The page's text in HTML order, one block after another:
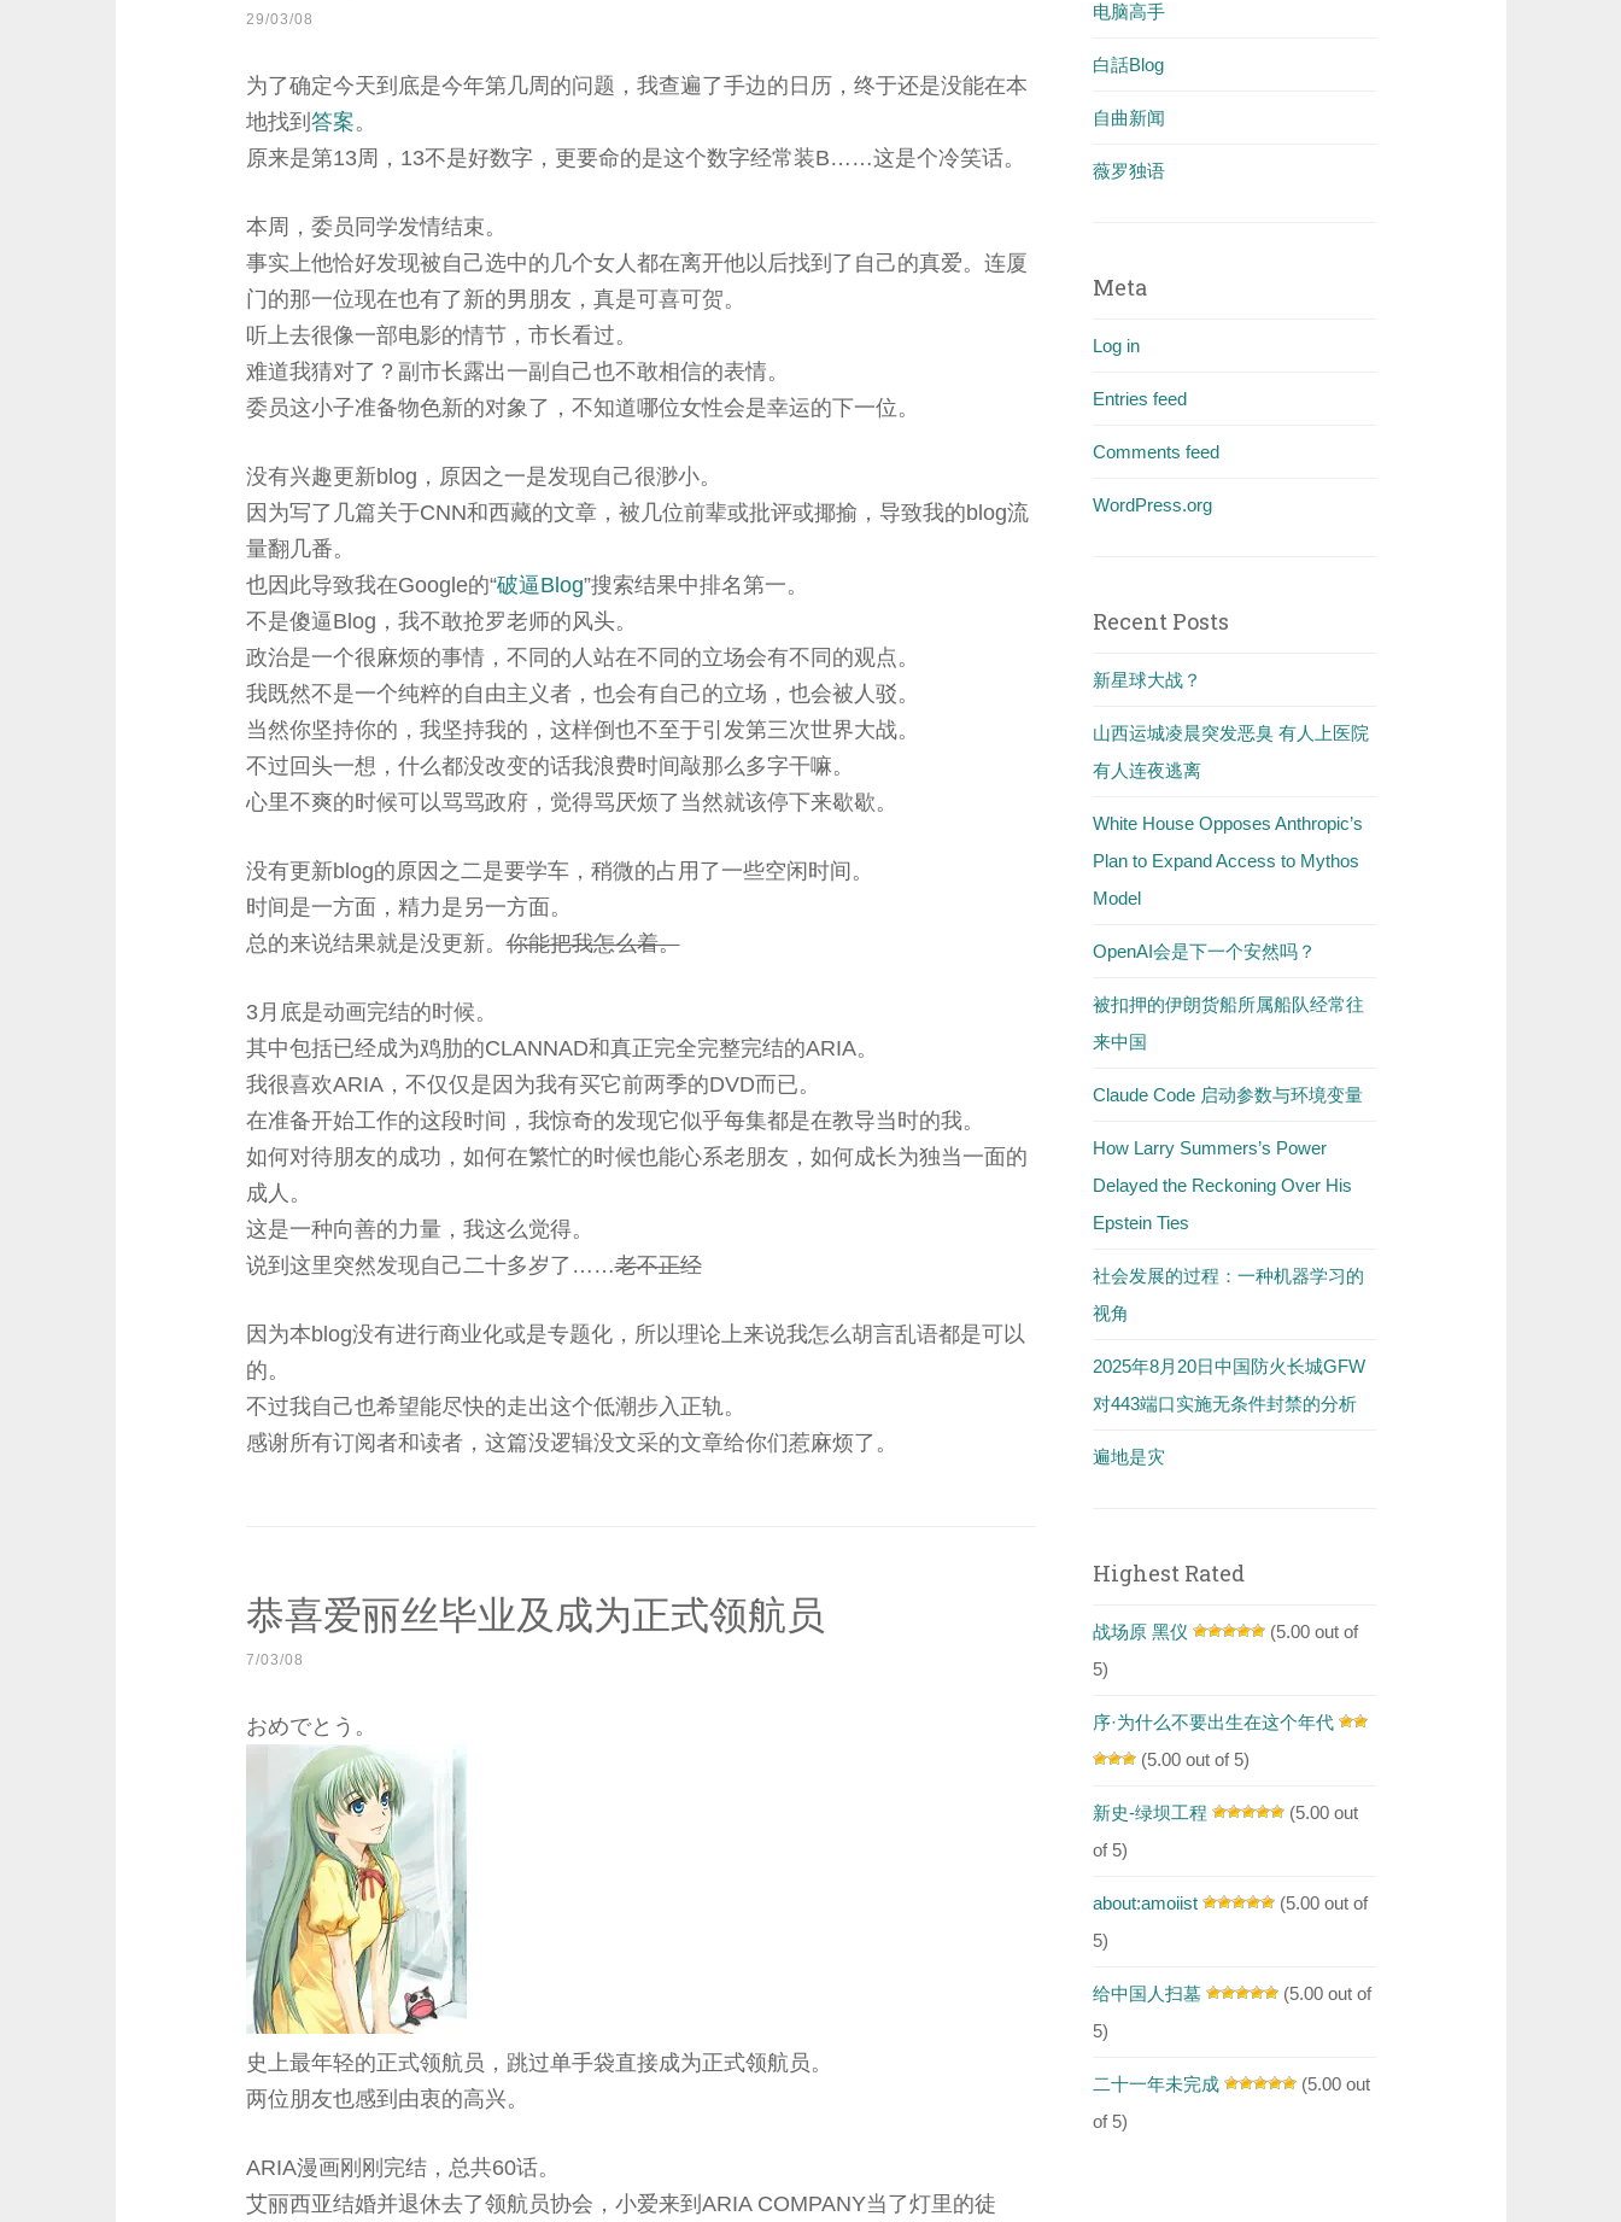
29/03/08
为了确定今天到底是今年第几周的问题，我查遍了手边的日历，终于还是没能在本
地找到 答案。
原来是第13周，13不是好数字，更要命的是这个数字经常装B……这是个冷笑话。
本周，委员同学发情结束。
事实上他恰好发现被自己选中的几个女人都在离开他以后找到了自己的真爱。连厦
门的那一位现在也有了新的男朋友，真是可喜可贺。
听上去很像一部电影的情节，市长看过。
难道我猜对了？副市长露出一副自己也不敢相信的表情。
委员这小子准备物色新的对象了，不知道哪位女性会是幸运的下一位。
没有兴趣更新blog，原因之一是发现自己很渺小。
因为写了几篇关于CNN和西藏的文章，被几位前辈或批评或揶揄，导致我的blog流
量翻几番。
也因此导致我在Google的“破逼Blog”搜索结果中排名第一。
不是傻逼Blog，我不敢抢罗老师的风头。
政治是一个很麻烦的事情，不同的人站在不同的立场会有不同的观点。
我既然不是一个纯粹的自由主义者，也会有自己的立场，也会被人驳。
当然你坚持你的，我坚持我的，这样倒也不至于引发第三次世界大战。
不过回头一想，什么都没改变的话我浪费时间敲那么多字干嘛。
心里不爽的时候可以骂骂政府，觉得骂厌烦了当然就该停下来歇歇。
没有更新blog的原因之二是要学车，稍微的占用了一些空闲时间。
时间是一方面，精力是另一方面。
总的来说结果就是没更新。你能把我怎么着。
3月底是动画完结的时候。
其中包括已经成为鸡肋的CLANNAD和真正完全完整完结的ARIA。
我很喜欢ARIA，不仅仅是因为我有买它前两季的DVD而已。
在准备开始工作的这段时间，我惊奇的发现它似乎每集都是在教导当时的我。
如何对待朋友的成功，如何在繁忙的时候也能心系老朋友，如何成长为独当一面的
成人。
这是一种向善的力量，我这么觉得。
说到这里突然发现自己二十多岁了……老不正经
因为本blog没有进行商业化或是专题化，所以理论上来说我怎么胡言乱语都是可以
的。
不过我自己也希望能尽快的走出这个低潮步入正轨。
感谢所有订阅者和读者，这篇没逻辑没文采的文章给你们惹麻烦了。
恭喜爱丽丝毕业及成为正式领航员
7/03/08
おめでとう。
史上最年轻的正式领航员，跳过单手袋直接成为正式领航员。
两位朋友也感到由衷的高兴。
ARIA漫画刚刚完结，总共60话。
艾丽西亚结婚并退休去了领航员协会，小爱来到ARIA COMPANY当了灯里的徒
电脑高手
白話Blog
自曲新闻
薇罗独语
Meta
Log in
Entries feed
Comments feed
WordPress.org
Recent Posts
新星球大战？
山西运城凌晨突发恶臭 有人上医院
有人连夜逃离
White House Opposes Anthropic’s
Plan to Expand Access to Mythos
Model
OpenAI会是下一个安然吗？
被扣押的伊朗货船所属船队经常往
来中国
Claude Code 启动参数与环境变量
How Larry Summers’s Power
Delayed the Reckoning Over His
Epstein Ties
社会发展的过程：一种机器学习的
视角
2025年8月20日中国防火长城GFW
对443端口实施无条件封禁的分析
遍地是灾
Highest Rated
战场原 黑仪
(5.00 out of
5)
序·为什么不要出生在这个年代
(5.00 out of 5)
新史-绿坝工程
(5.00 out
of 5)
about:amoiist
(5.00 out of
5)
给中国人扫墓
(5.00 out of
5)
二十一年未完成
(5.00 out
of 5)